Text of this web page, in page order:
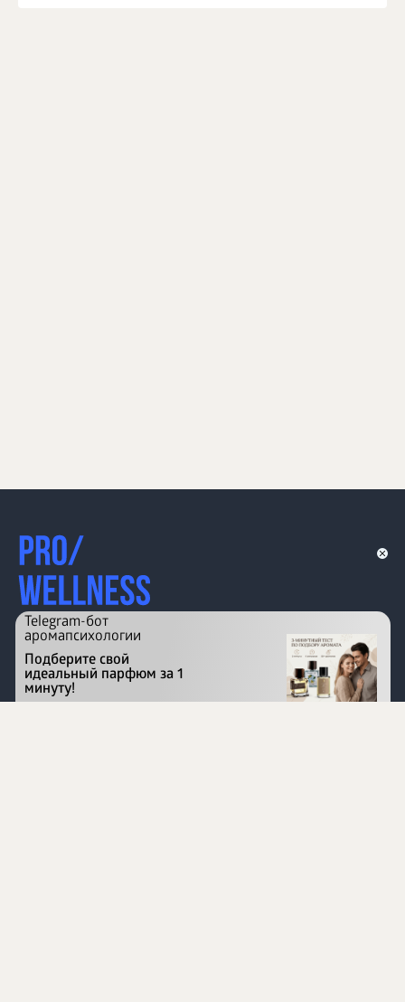
Перейти на сайт
Telegram-бот
аромапсихологии
Подберите свой
идеальный парфюм за 1
минуту!